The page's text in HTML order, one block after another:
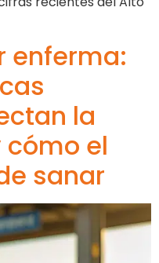
enferma:
la
el
sanar